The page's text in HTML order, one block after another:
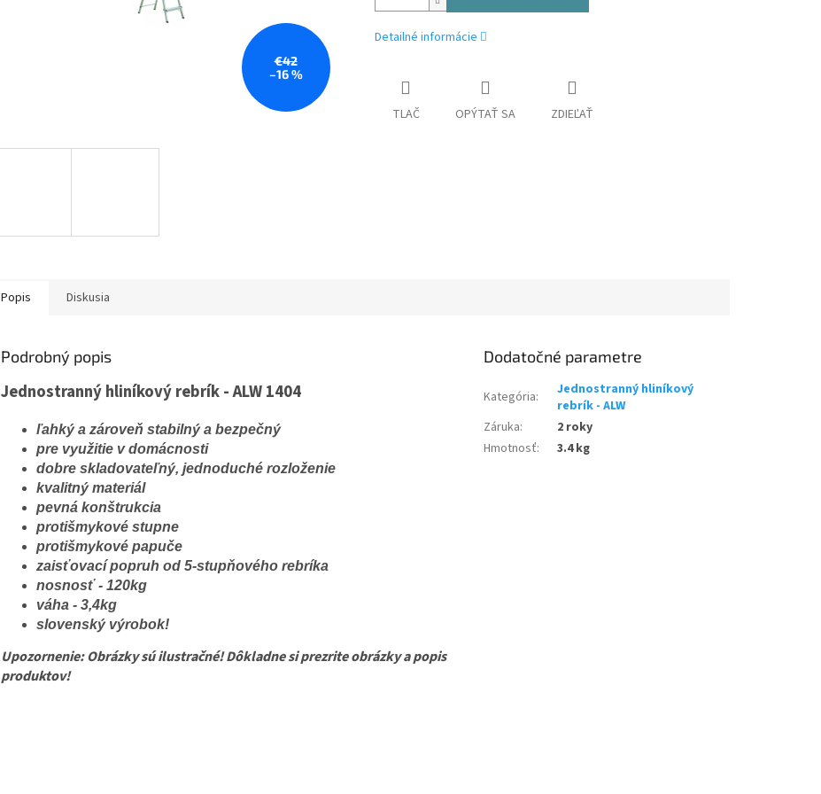
€42
–16 %
Detailné informácie
TLAČ OPÝTAŤ SA ZDIEĽAŤ
Popis Diskusia
Podrobný popis
Jednostranný hliníkový rebrík - ALW 1404
ľahký a zároveň stabilný a bezpečný
pre využitie v domácnosti
dobre skladovateľný, jednoduché rozloženie
kvalitný materiál
pevná konštrukcia
protišmykové stupne
protišmykové papuče
zaisťovací popruh od 5-stupňového rebríka
nosnosť - 120kg
váha - 3,4kg
slovenský výrobok!
Upozornenie: Obrázky sú ilustračné! Dôkladne si prezrite obrázky a popis
produktov!
Dodatočné parametre
Kategória:
Jednostranný hliníkový
rebrík - ALW
Záruka:
2 roky
Hmotnosť: 3.4 kg